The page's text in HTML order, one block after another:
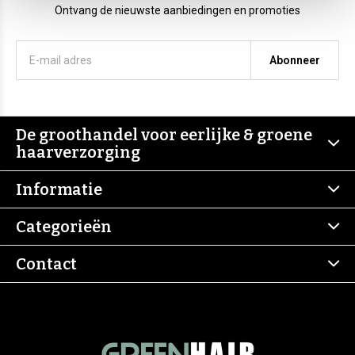
Ontvang de nieuwste aanbiedingen en promoties
Abonneer
De groothandel voor eerlijke & groene
haarverzorging
Informatie
Categorieën
Contact